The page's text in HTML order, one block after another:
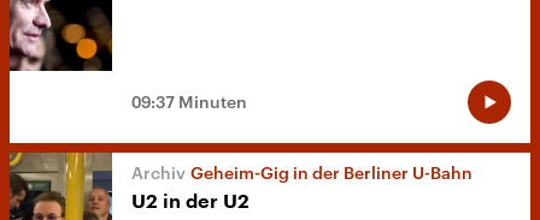
09:37 Minuten
Geheim-Gig in der Berliner U-Bahn
U2 in der U2